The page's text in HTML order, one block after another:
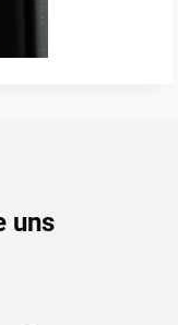
uns